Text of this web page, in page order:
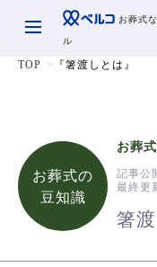
お葬式
ル
TOP 『箸渡しとは』
お葬式の
豆知識
お葬
記事公
最終更
箸